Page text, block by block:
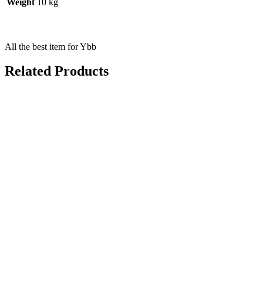
All the best item for Ybb
Related Products